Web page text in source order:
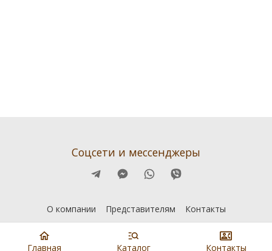
Соцсети и мессенджеры
О компании Представителям Контакты
Главная Каталог Контакты